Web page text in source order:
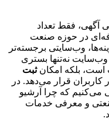
آگهی، فقط تعداد
در حوزه صنعت
وب‌سایتی برجسته‌تر
وب‌سایت نه‌تنها بستری
است، بلکه امکانثبت
کاربران قرار می‌دهد. در
می‌کنیم که چرا آرشیو
و معرفی خدمات